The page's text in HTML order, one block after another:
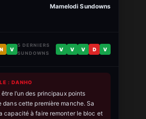
Mamelodi Sundowns
N V
5 DERNIERS
SUNDOWNS
V V V D V
: DANHO
l’un des principaux points
dans cette première manche. Sa
capacité à faire remonter le bloc et